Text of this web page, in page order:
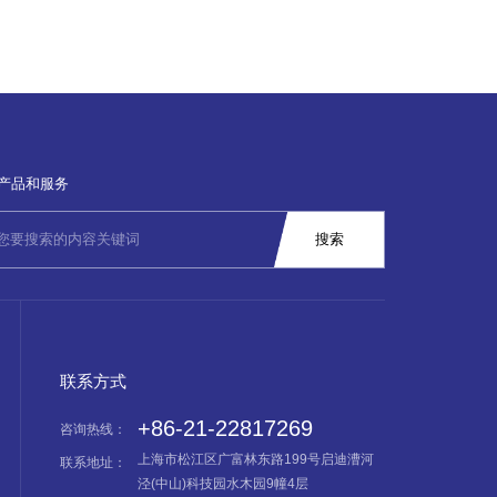
品和服务
联系方式
咨询热线： +86-21-22817269
联系地址：
上海市松江区广富林东路199号启迪漕河
泾(中山)科技园水木园9幢4层